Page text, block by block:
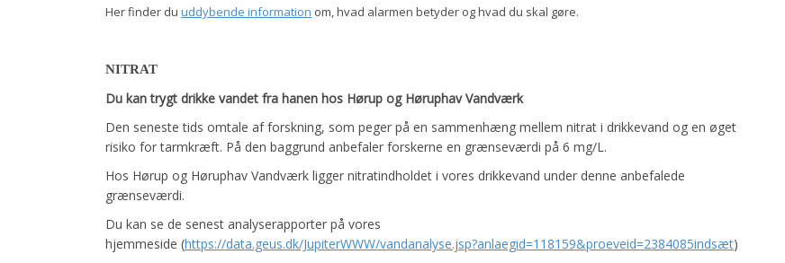
Her finder du uddybende information om, hvad alarmen betyder og hvad du skal gøre.
NITRAT
Du kan trygt drikke vandet fra hanen hos Hørup og Høruphav Vandværk
Den seneste tids omtale af forskning, som peger på en sammenhæng mellem nitrat i drikkevand og en øget
risiko for tarmkræft. På den baggrund anbefaler forskerne en grænseværdi på 6 mg/L.
Hos Hørup og Høruphav Vandværk ligger nitratindholdet i vores drikkevand under denne anbefalede
grænseværdi.
Du kan se de senest analyserapporter på vores
hjemmeside (https://data.geus.dk/JupiterWWW/vandanalyse.jsp?anlaegid=118159&proeveid=2384085indsæt)